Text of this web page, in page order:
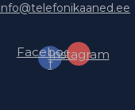
info@telefonikaaned.ee
Facebook-
f
Instagram